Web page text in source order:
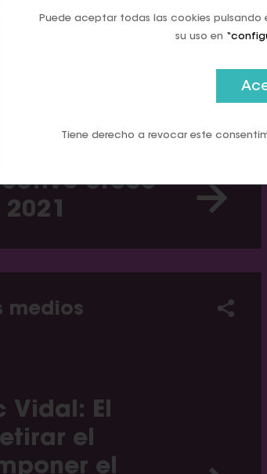
medios
Digital -
por los
crece
medios
Vidal: El
el
el
Puede aceptar todas las cookies
su uso en
Tiene derecho a revocar este